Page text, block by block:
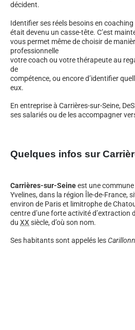
décident.
Identifier ses réels besoins en
était devenu un casse-tête. C’est
vous permet même de choisir de
professionnelle
votre coach ou votre thérapeute au
de
compétence, ou encore d’identifier
eux.
En entreprise à Carrières-sur-Seine,
ses salariés ou de les accompagner
Quelques infos sur
Carrières-sur-Seineest une
Yvelines, dans la région Île-de-France,
environ de Paris et limitrophe de
centre d’une forte activité d’extraction
du XX siècle, d’où son nom.
Ses habitants sont appelés les